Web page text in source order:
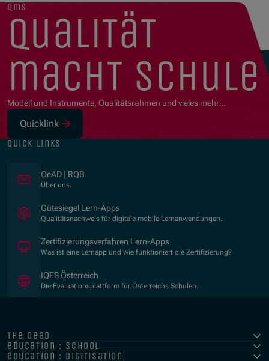
qms
qualität
macht schule
Modell und Instrumente, Qualitätsrahmen und vieles mehr…
Quicklink
(Opens in new window)
quick links
OeAD | RQB
Über uns.
Gütesiegel Lern-Apps(Opens in new window)
Qualitätsnachweis für digitale mobile Lernanwendungen.
Zertifizierungsverfahren Lern-Apps
Was ist eine Lernapp und wie funktioniert die Zertifizierung?
IQES Österreich
Die Evaluationsplattform für Österreichs Schulen.
the oead
education : school
education : digitisation